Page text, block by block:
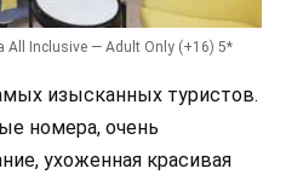
All Inclusive — Adult Only (+16) 5*
изысканных туристов.
номера, очень
ухоженная красивая